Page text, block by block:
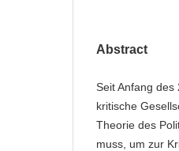
Abstract
Seit Anfang
kritische
Theorie des
muss, um zur